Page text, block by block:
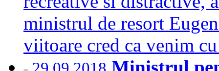
ministrul de resort
viitoare cred ca venim